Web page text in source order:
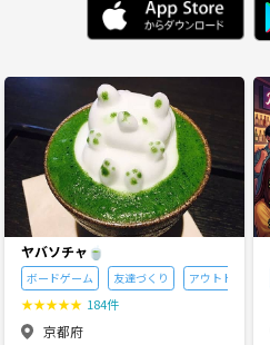
木
8/20
金
8/21
8/26 8/27 8/28
火
9/1
水
9/2 9/3
ヤバソチャ🍵
ボードゲーム 友達づくり アウトドア
★★★★★ 184件
京都府